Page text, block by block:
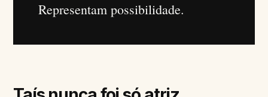
Representam possibilidade.